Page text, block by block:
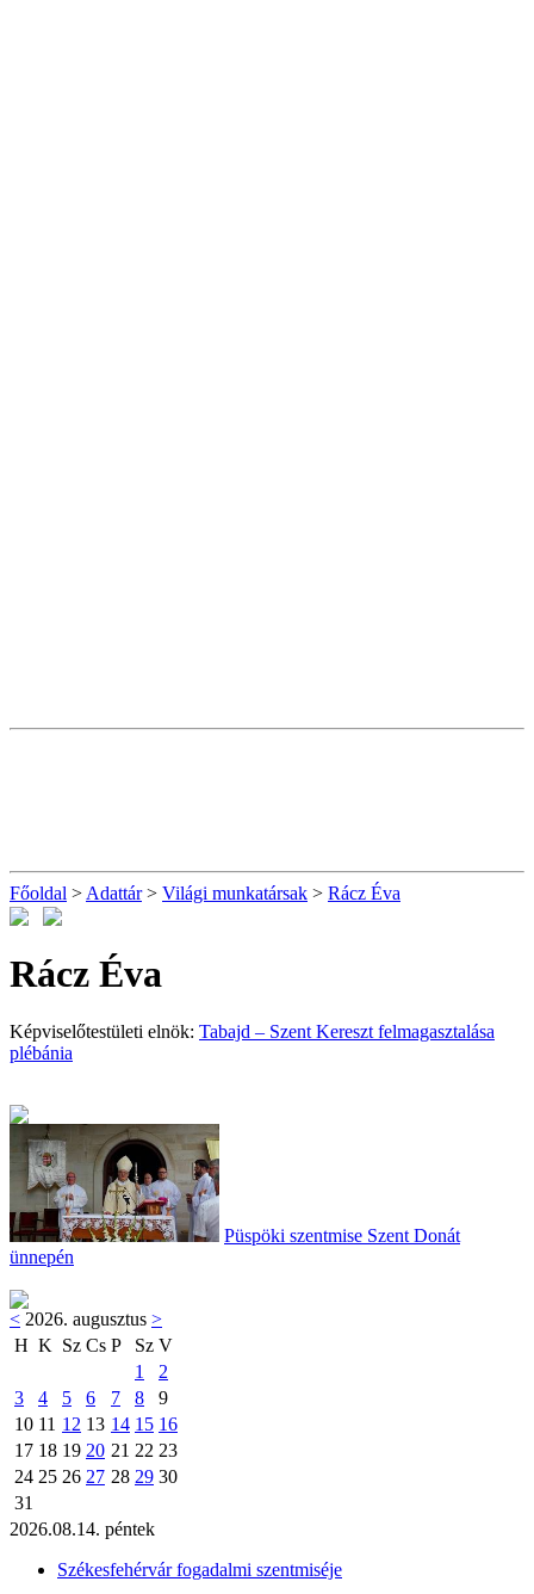
Főoldal > Adattár> Világi munkatársak > Rácz Éva
Rácz Éva
Képviselőtestületi elnök: Tabajd – Szent Kereszt felmagasztalása
plébánia
Püspöki szentmise Szent Donát
ünnepén
< 2026. augusztus >
H K Sz Cs P Sz V
1
2
3
4 5 6 7 8
9
10 11 12 13 14 15 16
17 18 19 20 21 22 23
24 25 26 27 28 29 30
31
2026.08.14. péntek
Székesfehérvár fogadalmi szentmiséje